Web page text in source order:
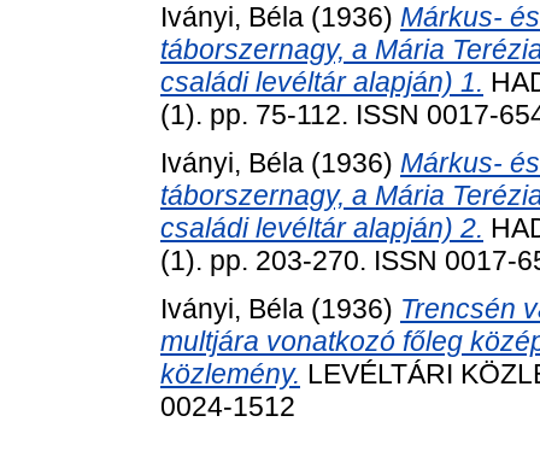
Iványi, Béla (1936) Márkus-
táborszernagy, a Mária
családi levéltár alapján) 1.
(1). pp. 75-112. ISSN 0017-
Iványi, Béla (1936) Márkus-
táborszernagy, a Mária
családi levéltár alapján) 2.
(1). pp. 203-270. ISSN 0017-
Iványi, Béla (1936) Trencsén
multjára vonatkozó főleg
közlemény. LEVÉLTÁRI
0024-1512